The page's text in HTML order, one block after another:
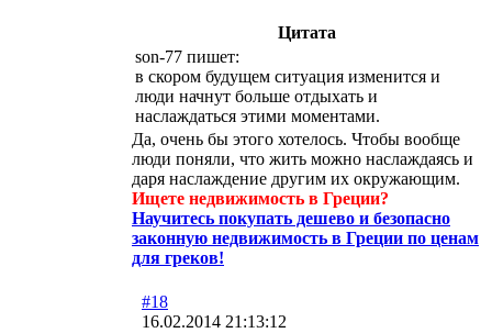
Цитата
son-77 пишет:
в скором будущем ситуация изменится и
люди начнут больше отдыхать и
наслаждаться этими моментами.
Да, очень бы этого хотелось. Чтобы вообще
люди поняли, что жить можно наслаждаясь и
даря наслаждение другим их окружающим.
Ищете недвижимость в Греции?
Научитесь покупать дешево и безопасно
законную недвижимость в Греции по ценам
для греков!
#18
16.02.2014 21:13:12